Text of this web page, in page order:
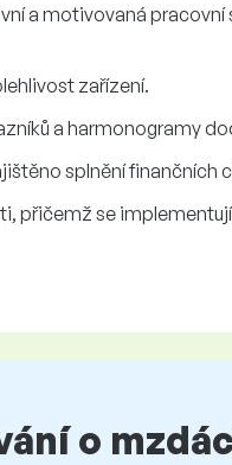
a motivovaná pracovní
zařízení.
a harmonogramy
splnění finančních
přičemž se
o